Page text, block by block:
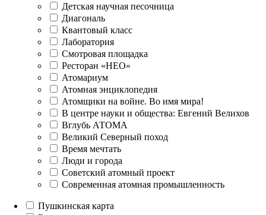
Детская научная песочница
Диагональ
Квантовый класс
Лаборатория
Смотровая площадка
Ресторан «НЕО»
Атомариум
Атомная энциклопедия
Атомщики на войне. Во имя мира!
В центре науки и общества: Евгений Велихов
Вглубь АТОМА
Великий Северный поход
Время мечтать
Люди и города
Советский атомный проект
Современная атомная промышленность
Пушкинская карта